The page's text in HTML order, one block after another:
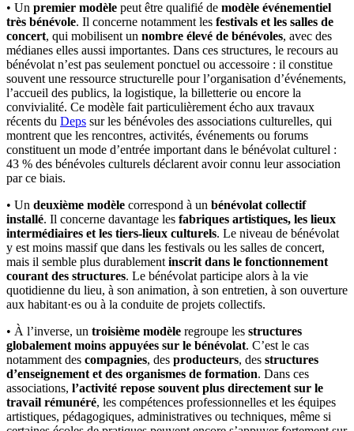
• Un premier modèle peut être qualifié de modèle événementiel
très bénévole. Il concerne notamment les festivals et les salles de
concert, qui mobilisent un nombre élevé de bénévoles, avec des
médianes elles aussi importantes. Dans ces structures, le recours au
bénévolat n’est pas seulement ponctuel ou accessoire : il constitue
souvent une ressource structurelle pour l’organisation d’événements,
l’accueil des publics, la logistique, la billetterie ou encore la
convivialité. Ce modèle fait particulièrement écho aux travaux
récents du Deps sur les bénévoles des associations culturelles, qui
montrent que les rencontres, activités, événements ou forums
constituent un mode d’entrée important dans le bénévolat culturel :
43 % des bénévoles culturels déclarent avoir connu leur association
par ce biais.
• Un deuxième modèle correspond à un bénévolat collectif
installé. Il concerne davantage les fabriques artistiques, les lieux
intermédiaires et les tiers-lieux culturels. Le niveau de bénévolat
y est moins massif que dans les festivals ou les salles de concert,
mais il semble plus durablement inscrit dans le fonctionnement
courant des structures. Le bénévolat participe alors à la vie
quotidienne du lieu, à son animation, à son entretien, à son ouverture
aux habitant·es ou à la conduite de projets collectifs.
• À l’inverse, un troisième modèle regroupe les structures
globalement moins appuyées sur le bénévolat. C’est le cas
notamment des compagnies, des producteurs, des structures
d’enseignement et des organismes de formation. Dans ces
associations, l’activité repose souvent plus directement sur le
travail rémunéré, les compétences professionnelles et les équipes
artistiques, pédagogiques, administratives ou techniques, même si